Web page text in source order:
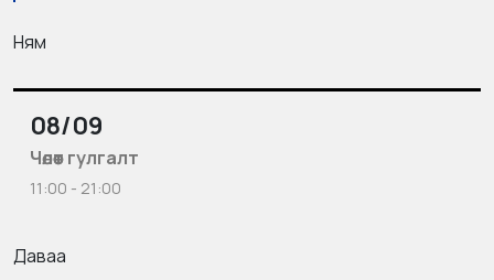
Ням
08/09
Чөлөөт гулгалт
11:00 - 21:00
Даваа